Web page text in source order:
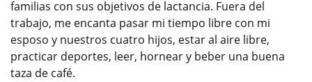
familias con sus objetivos de lactancia. Fuera del
trabajo, me encanta pasar mi tiempo libre con mi
esposo y nuestros cuatro hijos, estar al aire libre,
practicar deportes, leer, hornear y beber una buena
taza de café.